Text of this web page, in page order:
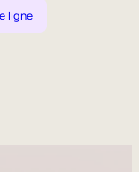
ligne